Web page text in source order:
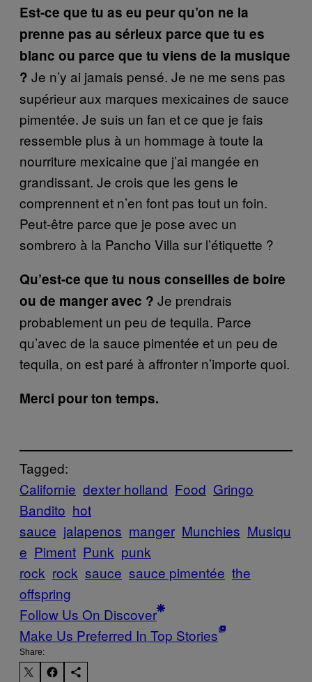
Est-ce que tu as eu peur qu’on ne la
prenne pas au sérieux parce que tu es
blanc ou parce que tu viens de la musique
? Je n’y ai jamais pensé. Je ne me sens pas
supérieur aux marques mexicaines de sauce
pimentée. Je suis un fan et ce que je fais
ressemble plus à un hommage à toute la
nourriture mexicaine que j’ai mangée en
grandissant. Je crois que les gens le
comprennent et n’en font pas tout un foin.
Peut-être parce que je pose avec un
sombrero à la Pancho Villa sur l’étiquette ?
Qu’est-ce que tu nous conseilles de boire
ou de manger avec ? Je prendrais
probablement un peu de tequila. Parce
qu’avec de la sauce pimentée et un peu de
tequila, on est paré à affronter n’importe quoi.
Merci pour ton temps.
Tagged:
Californie dexter holland Food Gringo
Bandito hot
sauce jalapenos manger Munchies Musiqu
e Piment Punk punk
rock rock sauce sauce pimentée the
offspring
Follow Us On Discover
Make Us Preferred In Top Stories
Share: